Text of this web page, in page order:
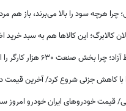
کالابرگ؛ این کالاها هم به سبد خرید
630 هزار کارگر را اخراج کرد؟
قیمت خودرو‌های ایران خودرو امروز سه‌شنبه 30